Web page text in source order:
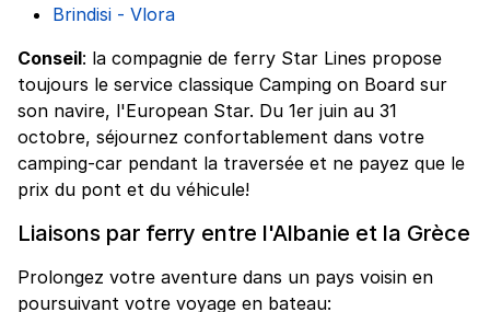
Brindisi - Vlora
Conseil: la compagnie de ferry Star Lines propose
toujours le service classique Camping on Board sur
son navire, l'European Star. Du 1er juin au 31
octobre, séjournez confortablement dans votre
camping-car pendant la traversée et ne payez que le
prix du pont et du véhicule!
Liaisons par ferry entre l'Albanie et la Grèce
Prolongez votre aventure dans un pays voisin en
poursuivant votre voyage en bateau: